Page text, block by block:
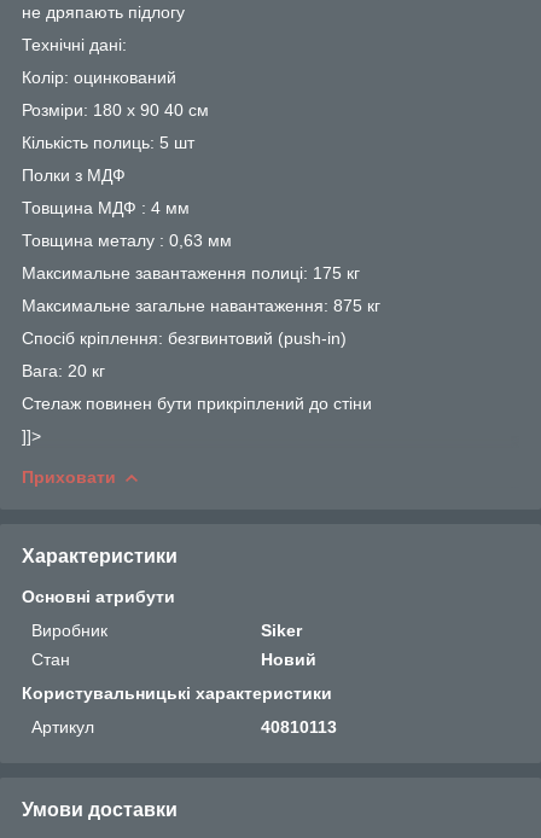
не дряпають підлогу
Технічні дані:
Колір: оцинкований
Розміри: 180 x 90 40 см
Кількість полиць: 5 шт
Полки з МДФ
Товщина МДФ : 4 мм
Товщина металу : 0,63 мм
Максимальне завантаження полиці: 175 кг
Максимальне загальне навантаження: 875 кг
Спосіб кріплення: безгвинтовий (push-in)
Вага: 20 кг
Стелаж повинен бути прикріплений до стіни
]]>
Приховати
Характеристики
Основні атрибути
Виробник
Siker
Стан
Новий
Користувальницькі характеристики
Артикул
40810113
Умови доставки